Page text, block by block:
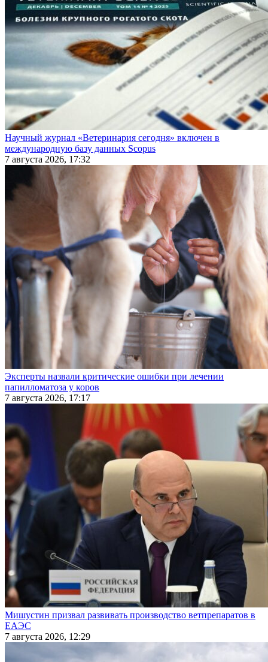
Научный журнал «Ветеринария сегодня» включен в
международную базу данных Scopus
7 августа 2026, 17:32
Эксперты назвали критические ошибки при лечении
папилломатоза у коров
7 августа 2026, 17:17
Мишустин призвал развивать производство ветпрепаратов в
ЕАЭС
7 августа 2026, 12:29